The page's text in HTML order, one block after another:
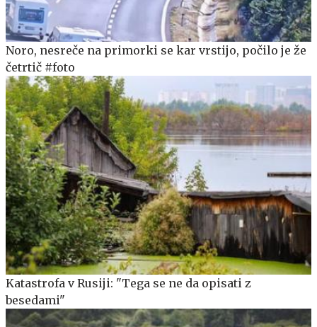
Noro, nesreče na primorki se kar vrstijo, počilo je že
četrtič #foto
Katastrofa v Rusiji: "Tega se ne da opisati z
besedami"